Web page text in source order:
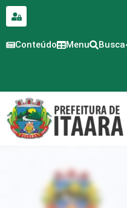
conteúdo
Conteúdo Menu Busca